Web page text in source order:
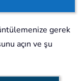
gerek
açın ve şu